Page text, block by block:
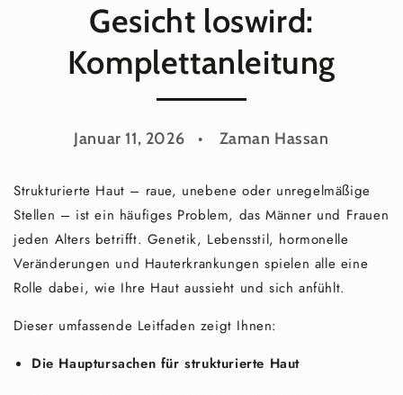
Gesicht loswird:
Komplettanleitung
Januar 11, 2026 Zaman Hassan
Strukturierte Haut – raue, unebene oder unregelmäßige
Stellen – ist ein häufiges Problem, das Männer und Frauen
jeden Alters betrifft. Genetik, Lebensstil, hormonelle
Veränderungen und Hauterkrankungen spielen alle eine
Rolle dabei, wie Ihre Haut aussieht und sich anfühlt.
Dieser umfassende Leitfaden zeigt Ihnen:
Die Hauptursachen für strukturierte Haut